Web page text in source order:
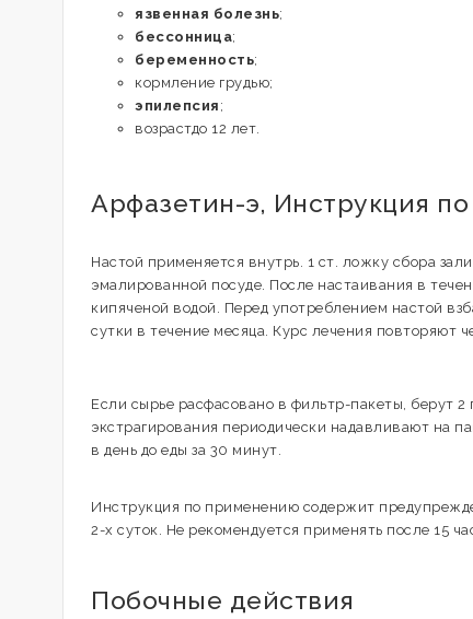
язвенная болезнь;
бессонница;
беременность;
кормление грудью;
эпилепсия ;
возрастдо 12 лет.
Арфазетин-э, Инструкция
Настой применяется внутрь. 1 ст. ложку сбора
эмалированной посуде. После настаивания в
кипяченой водой. Перед употреблением настой
сутки в течение месяца. Курс лечения повторяют
Если сырье расфасовано в фильтр-пакеты, берут
экстрагирования периодически надавливают на
в день до еды за 30 минут.
Инструкция по применению содержит
2-х суток. Не рекомендуется применять после 15
Побочные действия